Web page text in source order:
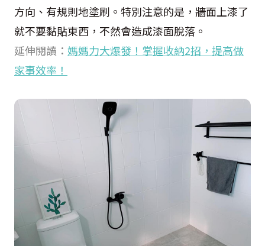
方向、有規則地塗刷。特別注意的是，牆面上漆了
就不要黏貼東西，不然會造成漆面脫落。
延伸閱讀： 媽媽力大爆發！掌握收納2招，提高做
家事效率！